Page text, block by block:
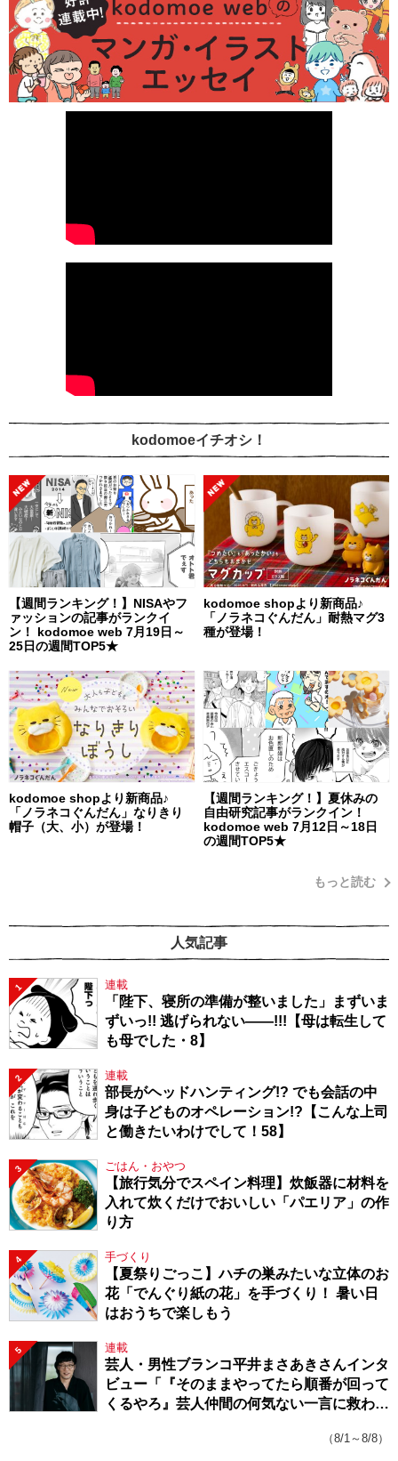
kodomoeイチオシ！
【週間ランキング！】NISAやフ
ァッションの記事がランクイ
ン！ kodomoe web 7月19日～
25日の週間TOP5★
kodomoe shopより新商品♪
「ノラネコぐんだん」耐熱マグ3
種が登場！
kodomoe shopより新商品♪
「ノラネコぐんだん」なりきり
帽子（大、小）が登場！
【週間ランキング！】夏休みの
自由研究記事がランクイン！
kodomoe web 7月12日～18日
の週間TOP5★
もっと読む
人気記事
1 連載
「陛下、寝所の準備が整いました」まずいま
ずいっ!! 逃げられない――!!!【母は転生して
も母でした・8】
2 連載
部長がヘッドハンティング!? でも会話の中
身は子どものオペレーション!?【こんな上司
と働きたいわけでして！58】
3 ごはん・おやつ
【旅行気分でスペイン料理】炊飯器に材料を
入れて炊くだけでおいしい「パエリア」の作
り方
4 手づくり
【夏祭りごっこ】ハチの巣みたいな立体のお
花「でんぐり紙の花」を手づくり！ 暑い日
はおうちで楽しもう
5 連載
芸人・男性ブランコ平井まさあきさんインタ
ビュー「『そのままやってたら順番が回って
くるやろ』芸人仲間の何気ない一言に救われ
（8/1～8/8）